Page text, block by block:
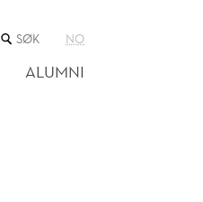
SØK
NETTSTEDET
NO
ALUMNI